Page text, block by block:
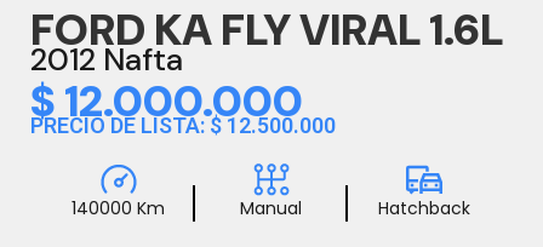
FORD KA FLY VIRAL 1.6L
2012 Nafta
$12.000.000
PRECIO DE LISTA: $ 12.500.000
140000 Km Manual Hatchback